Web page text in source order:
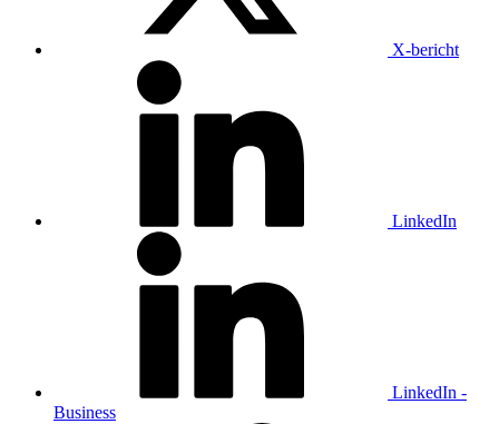
X-bericht
LinkedIn
LinkedIn -
Business